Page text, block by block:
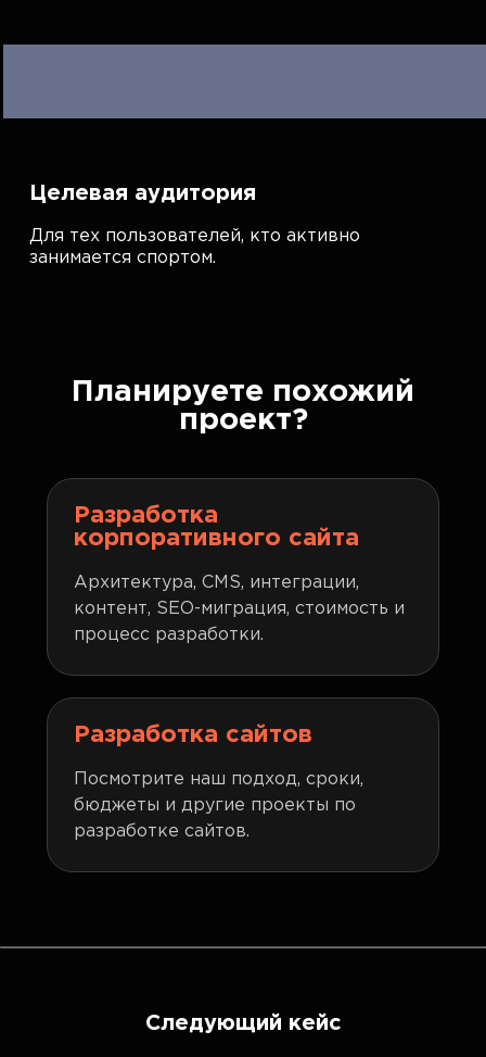
Целевая аудитория
Для тех пользователей, кто активно
занимается спортом.
Планируете похожий
проект?
Разработка
корпоративного сайта
Архитектура, CMS, интеграции,
контент, SEO-миграция, стоимость и
процесс разработки.
Разработка сайтов
Посмотрите наш подход, сроки,
бюджеты и другие проекты по
разработке сайтов.
Следующий кейс